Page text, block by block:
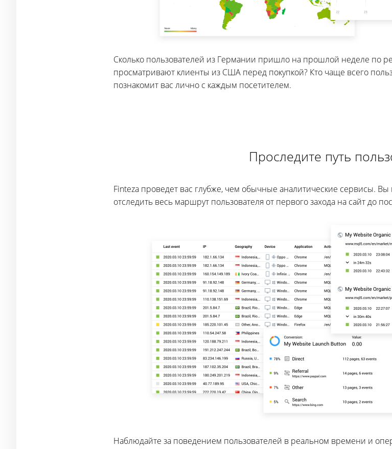
Сколько пользователей из Германии пришло на прошлой неделе по
просматривают клиенты из США перед покупкой? Кто чаще всего
познакомит вас лично с каждым посетителем.
Проследите путь
Finteza проведет вас глубже, чем обычные аналитические сервисы.
отследить весь маршрут пользователя от первого захода на сайт до
Наблюдайте за поведением пользователей в реальном времени и